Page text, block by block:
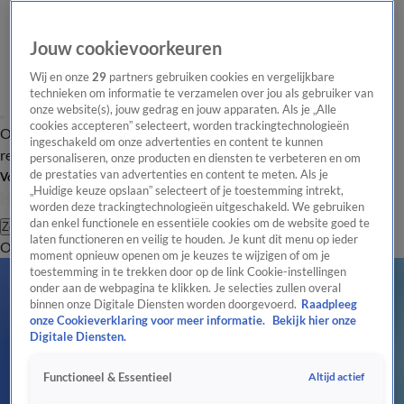
Overzicht Laatste nieuws Regionieuws Het beste van Hart
Tip de
redactie
Volg Hart van Nederland
Zoeken
OverzichtRegioUitzendingenWeerTip de redactiePanelVideo's
Held! Jongen van 15 neemt stuur over van onwel geworden
bestuurder
'Kabels elektrische auto's tijdens laden steeds vaker
doorgeknipt'
Laatste nieuws
Jouw cookievoorkeuren
Wij en onze29 partners gebruiken cookies en vergelijkbare
technieken om informatie te verzamelen over jou als gebruiker van
onze website(s), jouw gedrag en jouw apparaten. Als je „Alle
cookies accepteren” selecteert, worden trackingtechnologieën
ingeschakeld om onze advertenties en content te kunnen
personaliseren, onze producten en diensten te verbeteren en om
de prestaties van advertenties en content te meten. Als je
„Huidige keuze opslaan” selecteert of je toestemming intrekt,
worden deze trackingtechnologieën uitgeschakeld. We gebruiken
dan enkel functionele en essentiële cookies om de website goed te
laten functioneren en veilig te houden. Je kunt dit menu op ieder
moment opnieuw openen om je keuzes te wijzigen of om je
toestemming in te trekken door op de link Cookie-instellingen
onder aan de webpagina te klikken. Je selecties zullen overal
binnen onze Digitale Diensten worden doorgevoerd. Raadpleeg
onze Cookieverklaring voor meer informatie.
Bekijk hier onze
Digitale Diensten.
Functioneel & Essentieel Altijd actief